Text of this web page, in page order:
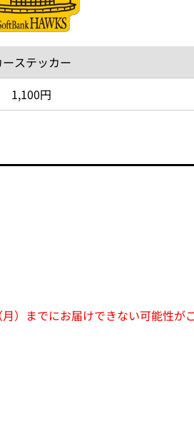
ーステッカー
1,100円
）までにお届けできない可能性が